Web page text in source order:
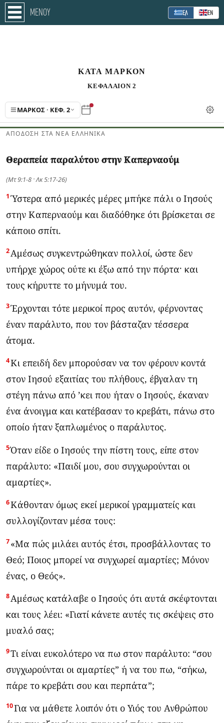
ΜΕΝΟΥ ΕΛ ΕΝ
ΚΑΤΑ ΜΑΡΚΟΝ
ΚΕΦΑΛΑΙΟΝ 2
ΜΆΡΚΟΣ · ΚΕΦ. 2
ΑΠΌΔΟΣΗ ΣΤΑ ΝΈΑ ΕΛΛΗΝΙΚΆ
Θεραπεία παραλύτου στην Καπερναούμ
(Μτ 9:1-8 · Λκ 5:17-26)
1Ύστερα από μερικές μέρες μπήκε πάλι ο Ιησούς
στην Καπερναούμ και διαδόθηκε ότι βρίσκεται σε
κάποιο σπίτι.
2Αμέσως συγκεντρώθηκαν πολλοί, ώστε δεν
υπήρχε χώρος ούτε κι έξω από την πόρτα· και
τους κήρυττε το μήνυμά του.
3Έρχονται τότε μερικοί προς αυτόν, φέρνοντας
έναν παράλυτο, που τον βάσταζαν τέσσερα
άτομα.
4Κι επειδή δεν μπορούσαν να τον φέρουν κοντά
στον Ιησού εξαιτίας του πλήθους, έβγαλαν τη
στέγη πάνω από ’κει που ήταν ο Ιησούς, έκαναν
ένα άνοιγμα και κατέβασαν το κρεβάτι, πάνω στο
οποίο ήταν ξαπλωμένος ο παράλυτος.
5Όταν είδε ο Ιησούς την πίστη τους, είπε στον
παράλυτο: «Παιδί μου, σου συγχωρούνται οι
αμαρτίες».
6Κάθονταν όμως εκεί μερικοί γραμματείς και
συλλογίζονταν μέσα τους:
7«Μα πώς μιλάει αυτός έτσι, προσβάλλοντας το
Θεό; Ποιος μπορεί να συγχωρεί αμαρτίες; Μόνον
ένας, ο Θεός».
8Αμέσως κατάλαβε ο Ιησούς ότι αυτά σκέφτονται
και τους λέει: «Γιατί κάνετε αυτές τις σκέψεις στο
μυαλό σας;
9Τι είναι ευκολότερο να πω στον παράλυτο: “σου
συγχωρούνται οι αμαρτίες” ή να του πω, “σήκω,
πάρε το κρεβάτι σου και περπάτα”;
10Για να μάθετε λοιπόν ότι ο Υιός του Ανθρώπου